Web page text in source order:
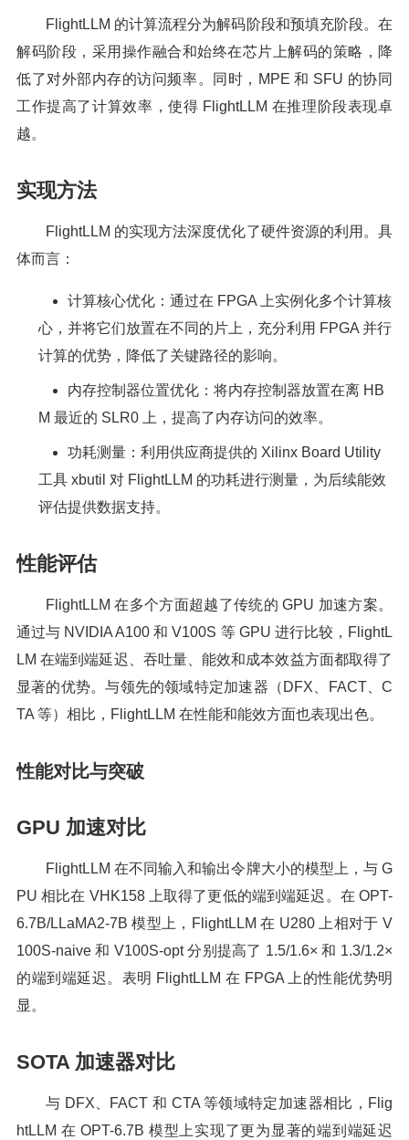
FlightLLM 的计算流程分为解码阶段和预填充阶段。在
解码阶段，采用操作融合和始终在芯片上解码的策略，降
低了对外部内存的访问频率。同时，MPE 和 SFU 的协同
工作提高了计算效率，使得 FlightLLM 在推理阶段表现卓
越。
实现方法
FlightLLM 的实现方法深度优化了硬件资源的利用。具
体而言：
计算核心优化：通过在 FPGA 上实例化多个计算核
心，并将它们放置在不同的片上，充分利用 FPGA 并行
计算的优势，降低了关键路径的影响。
内存控制器位置优化：将内存控制器放置在离 HB
M 最近的 SLR0 上，提高了内存访问的效率。
功耗测量：利用供应商提供的 Xilinx Board Utility
工具 xbutil 对 FlightLLM 的功耗进行测量，为后续能效
评估提供数据支持。
性能评估
FlightLLM 在多个方面超越了传统的 GPU 加速方案。
通过与 NVIDIA A100 和 V100S 等 GPU 进行比较，FlightL
LM 在端到端延迟、吞吐量、能效和成本效益方面都取得了
显著的优势。与领先的领域特定加速器（DFX、FACT、C
TA 等）相比，FlightLLM 在性能和能效方面也表现出色。
性能对比与突破
GPU 加速对比
FlightLLM 在不同输入和输出令牌大小的模型上，与 G
PU 相比在 VHK158 上取得了更低的端到端延迟。在 OPT-
6.7B/LLaMA2-7B 模型上，FlightLLM 在 U280 上相对于 V
100S-naive 和 V100S-opt 分别提高了 1.5/1.6× 和 1.3/1.2×
的端到端延迟。表明 FlightLLM 在 FPGA 上的性能优势明
显。
SOTA 加速器对比
与 DFX、FACT 和 CTA 等领域特定加速器相比，Flig
htLLM 在 OPT-6.7B 模型上实现了更为显著的端到端延迟